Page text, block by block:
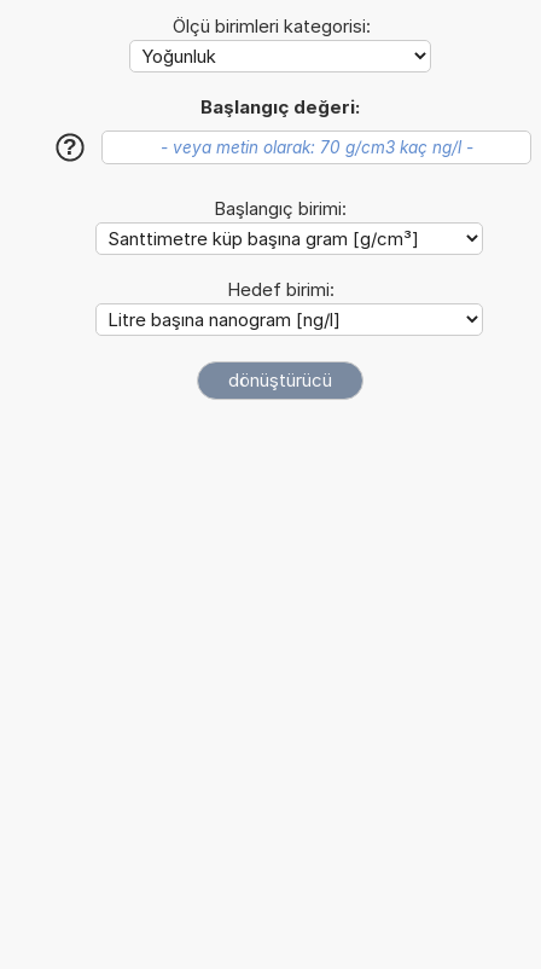
Ölçü birimleri kategorisi:
Başlangıç değeri:
?
Başlangıç birimi:
Hedef birimi: